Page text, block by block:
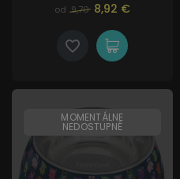
od 9,70 8,92 €
MOMENTÁLNE
NEDOSTUPNÉ